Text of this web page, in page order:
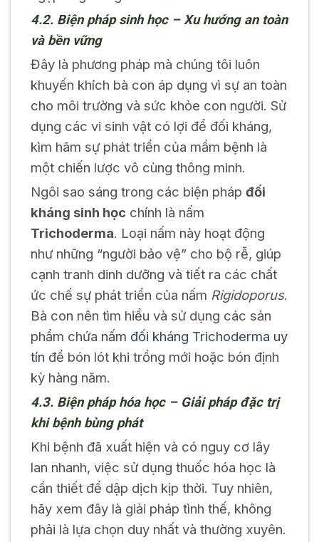
4.2. Biện pháp sinh học – Xu hướng an toàn
và bền vững
Đây là phương pháp mà chúng tôi luôn
khuyến khích bà con áp dụng vì sự an toàn
cho môi trường và sức khỏe con người. Sử
dụng các vi sinh vật có lợi để đối kháng,
kìm hãm sự phát triển của mầm bệnh là
một chiến lược vô cùng thông minh.
Ngôi sao sáng trong các biện pháp đối
kháng sinh học chính là nấm
Trichoderma. Loại nấm này hoạt động
như những “người bảo vệ” cho bộ rễ, giúp
cạnh tranh dinh dưỡng và tiết ra các chất
ức chế sự phát triển của nấm Rigidoporus.
Bà con nên tìm hiểu và sử dụng các sản
phẩm chứa nấm đối kháng Trichoderma uy
tín để bón lót khi trồng mới hoặc bón định
kỳ hàng năm.
4.3. Biện pháp hóa học – Giải pháp đặc trị
khi bệnh bùng phát
Khi bệnh đã xuất hiện và có nguy cơ lây
lan nhanh, việc sử dụng thuốc hóa học là
cần thiết để dập dịch kịp thời. Tuy nhiên,
hãy xem đây là giải pháp tình thế, không
phải là lựa chọn duy nhất và thường xuyên.